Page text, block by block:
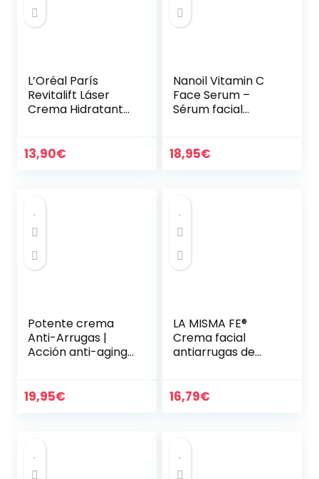
L’Oréal París
Revitalift Láser
Crema Hidratante
Eficacia, con Pro-
13,90€
Nanoil Vitamin C
Face Serum –
Sérum facial
antienvejecimient
18,95€
Potente crema
Anti-Arrugas |
Acción anti-aging,
Ácido Hialurónico y
19,95€
LA MISMA FE®
Crema facial
antiarrugas de
planctón, ácido
16,79€